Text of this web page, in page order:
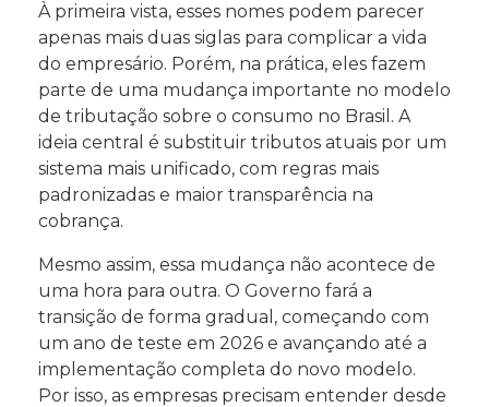
À primeira vista, esses nomes podem parecer
apenas mais duas siglas para complicar a vida
do empresário. Porém, na prática, eles fazem
parte de uma mudança importante no modelo
de tributação sobre o consumo no Brasil. A
ideia central é substituir tributos atuais por um
sistema mais unificado, com regras mais
padronizadas e maior transparência na
cobrança.
Mesmo assim, essa mudança não acontece de
uma hora para outra. O Governo fará a
transição de forma gradual, começando com
um ano de teste em 2026 e avançando até a
implementação completa do novo modelo.
Por isso, as empresas precisam entender desde